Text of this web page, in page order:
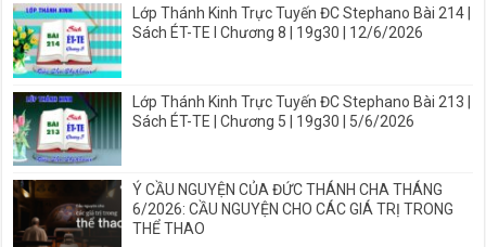
Lớp Thánh Kinh Trực Tuyến ĐC Stephano Bài 214 |
Sách ÉT-TE I Chương 8 | 19g30 | 12/6/2026
Lớp Thánh Kinh Trực Tuyến ĐC Stephano Bài 213 |
Sách ÉT-TE | Chương 5 | 19g30 | 5/6/2026
Ý CẦU NGUYỆN CỦA ĐỨC THÁNH CHA THÁNG
6/2026: CẦU NGUYỆN CHO CÁC GIÁ TRỊ TRONG
THỂ THAO